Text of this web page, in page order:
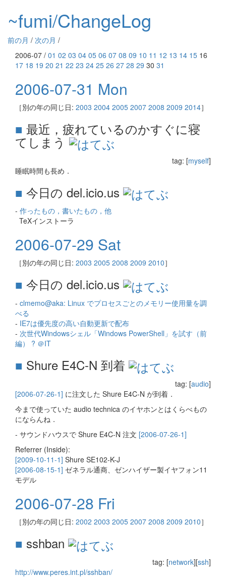
~fumi/ChangeLog
前の月 / 次の月 /
2006-07 / 01 02 03 04 05 06 07 08 09 10 11 12 13 14 15 16
17 18 19 20 21 22 23 24 25 26 27 28 29 30 31
2006-07-31 Mon
［別の年の同じ日: 2003 2004 2005 2007 2008 2009 2014］
■ 最近，疲れているのかすぐに寝
てしまう
tag: [myself]
睡眠時間も長め．
■ 今日の del.icio.us
- 作ったもの，書いたもの，他
TeXインストーラ
2006-07-29 Sat
［別の年の同じ日: 2003 2005 2008 2009 2010］
■ 今日の del.icio.us
- clmemo@aka: Linux でプロセスごとのメモリー使用量を調
べる
- IE7は優先度の高い自動更新で配布
- 次世代Windowsシェル「Windows PowerShell」を試す（前
編） ? ＠IT
■ Shure E4C-N 到着
tag: [audio]
[2006-07-26-1] に注文した Shure E4C-N が到着．
今まで使っていた audio technica のイヤホンとはくらべもの
にならんね．
- サウンドハウスで Shure E4C-N 注文 [2006-07-26-1]
Referrer (Inside):
[2009-10-11-1] Shure SE102-K-J
[2006-08-15-1] ゼネラル通商、ゼンハイザー製イヤフォン11
モデル
2006-07-28 Fri
［別の年の同じ日: 2002 2003 2005 2007 2008 2009 2010］
■ sshban
tag: [network][ssh]
http://www.peres.int.pl/sshban/